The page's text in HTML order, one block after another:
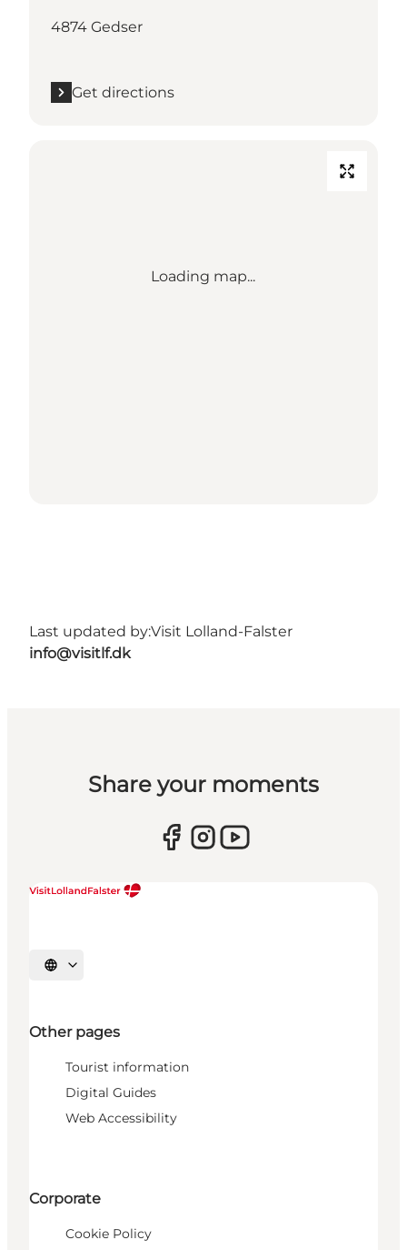
4874 Gedser
Get directions
Loading map...
Last updated by:Visit Lolland-Falster
info@visitlf.dk
Share your moments
Select language
Other pages
Tourist information
Digital Guides
Web Accessibility
Corporate
Cookie Policy